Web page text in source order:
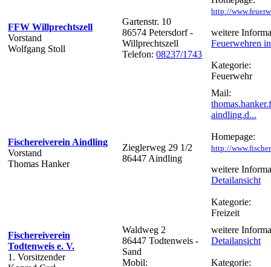
FFW Willprechtszell
Vorstand
Wolfgang Stoll
Gartenstr. 10
86574 Petersdorf -
Willprechtszell
Telefon: 08237/1743
http://
weitere
Feuerwehren
Kategorie:
Feuerwehr
Fischereiverein Aindling
Vorstand
Thomas Hanker
Zieglerweg 29 1/2
86447 Aindling
Mail:
aindling.d...
Homepage:
http://
weitere
Detailansicht
Kategorie:
Freizeit
Fischereiverein
Todtenweis e. V.
1. Vorsitzender
Waldweg 2
86447 Todtenweis -
Sand
Mobil:
weitere
Detailansicht
Kategorie: